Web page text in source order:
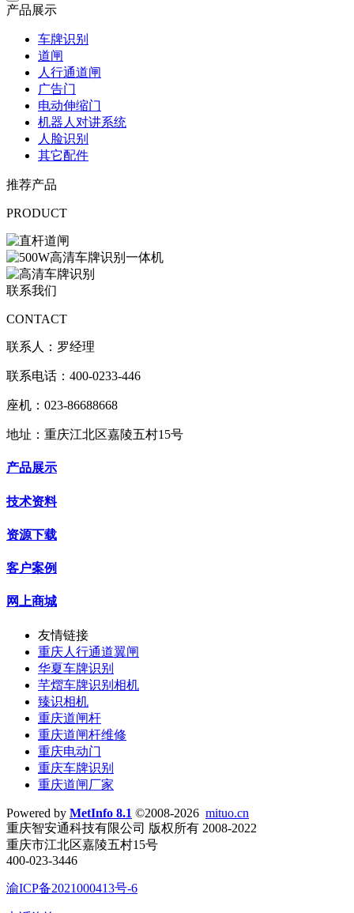
产品展示
车牌识别
道闸
人行通道闸
广告门
电动伸缩门
机器人对讲系统
人脸识别
其它配件
推荐产品
PRODUCT
联系我们
CONTACT
联系人：罗经理
联系电话：400-0233-446
座机：023-86688668
地址：重庆江北区嘉陵五村15号
产品展示
技术资料
资源下载
客户案例
网上商城
友情链接
重庆人行通道翼闸
华夏车牌识别
芊熠车牌识别相机
臻识相机
重庆道闸杆
重庆道闸杆维修
重庆电动门
重庆车牌识别
重庆道闸厂家
Powered by MetInfo 8.1 ©2008-2026 mituo.cn
重庆智安通科技有限公司 版权所有 2008-2022
重庆市江北区嘉陵五村15号
400-023-3446
渝ICP备2021000413号-6